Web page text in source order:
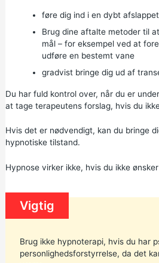
føre dig ind i en dybt
Brug dine aftalte metoder til
mål – for eksempel ved at
udføre en bestemt vane
gradvist bringe dig ud af
Du har fuld kontrol over, når du er
at tage terapeutens forslag, hvis du
Hvis det er nødvendigt, kan du bringe
hypnotiske tilstand.
Hypnose virker ikke, hvis du ikke
Vigtig
Brug ikke hypnoterapi, hvis du har
personlighedsforstyrrelse, da det